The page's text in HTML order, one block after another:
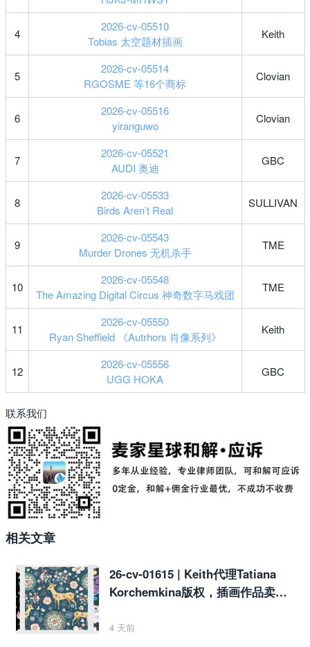
4
2026-cv-05510
Tobias 太空题材插画
Keith
5
2026-cv-05514
RGOSME 等16个商标
Clovian
6
2026-cv-05516
yiranguwo
Clovian
7
2026-cv-05521
AUDI 奥迪
GBC
8
2026-cv-05533
Birds Aren’t Real
SULLIVAN
9
2026-cv-05543
Murder Drones 无机杀手
TME
10
2026-cv-05548
The Amazing Digital Circus 神奇数字马戏团
TME
11
2026-cv-05550
Ryan Sheffield 《Autrhors 肖像系列》
Keith
12
2026-cv-05556
UGG HOKA
GBC
联系我们
相关文章
26-cv-01615 | Keith代理Tatiana
Korchemkina版权，插画作品卖家
4 天前